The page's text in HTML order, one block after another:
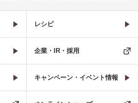
レシピ
企業・IR・採用
キャンペーン・イベント情報